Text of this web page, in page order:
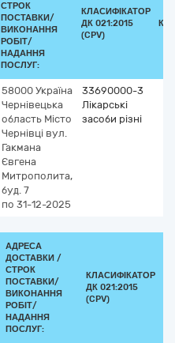
СТРОК
ПОСТАВКИ/
ВИКОНАННЯ
РОБІТ/
НАДАННЯ
ПОСЛУГ:
КЛАСИФІКАТОР
ДК 021:2015
(CPV)
58000 Україна
Чернівецька
область Місто
Чернівці вул.
Гакмана
Євгена
Митрополита,
буд. 7
по 31-12-2025
33690000-3
Лікарські
засоби різні
АДРЕСА
ДОСТАВКИ /
СТРОК
ПОСТАВКИ/
ВИКОНАННЯ
РОБІТ/
НАДАННЯ
ПОСЛУГ:
КЛАСИФІКАТОР
ДК 021:2015
(CPV)